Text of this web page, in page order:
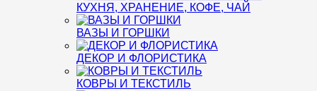
КУХНЯ, ХРАНЕНИЕ, КОФЕ, ЧАЙ
ВАЗЫ И ГОРШКИ
ДЕКОР И ФЛОРИСТИКА
КОВРЫ И ТЕКСТИЛЬ